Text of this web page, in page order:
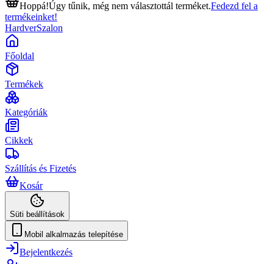
Hoppá!Úgy tűnik, még nem választottál terméket.Fedezd fel a
termékeinket!
HardverSzalon
Főoldal
Termékek
Kategóriák
Cikkek
Szállítás és Fizetés
Kosár
Süti beállítások
Mobil alkalmazás telepítése
Bejelentkezés